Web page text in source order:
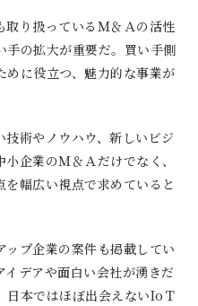
り扱っているＭ＆Ａの活性
手の拡大が重要だ。買い手側
めに役立つ、魅力的な事業が
術やノウハウ、新しいビジ
企業のＭ＆Ａだけでなく、
幅広い視点で求めていると
プ企業の案件も掲載してい
デアや面白い会社が湧きだ
日本ではほぼ出会えないIoＴ